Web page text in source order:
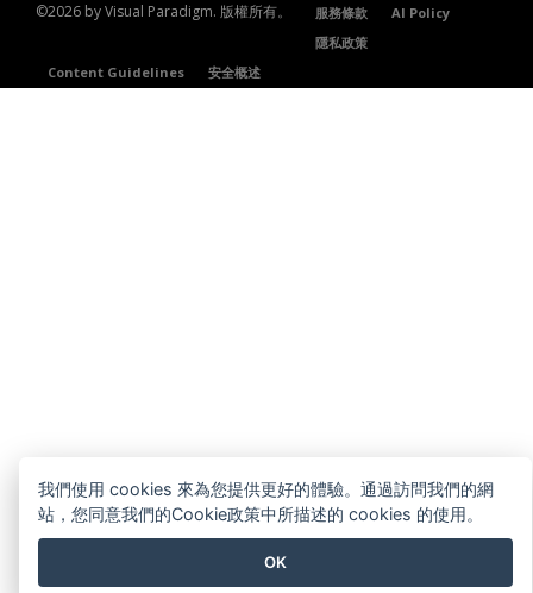
©2026 by Visual Paradigm. 版權所有。 服務條款
AI Policy
隱私政策
Content Guidelines
安全概述
我們使用 cookies 來為您提供更好的體驗。通過訪問我們的網
站，您同意我們的Cookie政策中所描述的 cookies 的使用。
OK